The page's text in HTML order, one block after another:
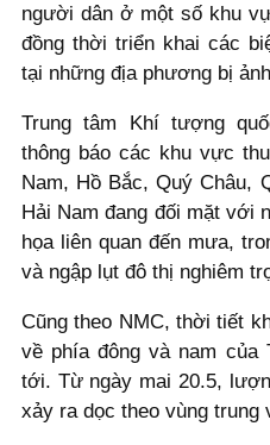
người dân ở một số khu
đồng thời triển khai các
tại những địa phương bị
Trung tâm Khí tượng
thông báo các khu vực
Nam, Hồ Bắc, Quý Châu,
Hải Nam đang đối mặt với
họa liên quan đến mưa,
và ngập lụt đô thị nghiêm
Cũng theo NMC, thời tiết
về phía đông và nam của
tới. Từ ngày mai 20.5,
xảy ra dọc theo vùng